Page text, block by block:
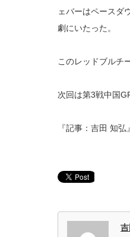
ェバーはペースダ
劇にいたった。
このレッドブルチ
次回は第3戦中国
『記事：吉田 知弘』